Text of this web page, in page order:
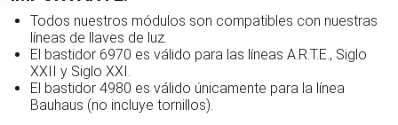
Todos nuestros módulos son compatibles con nuestras
líneas de llaves de luz.
El bastidor 6970 es válido para las líneas A.R.T.E., Siglo
XXII y Siglo XXI.
El bastidor 4980 es válido únicamente para la línea
Bauhaus (no incluye tornillos).